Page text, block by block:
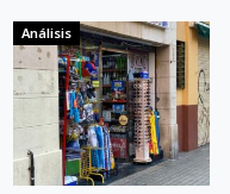
Análisis